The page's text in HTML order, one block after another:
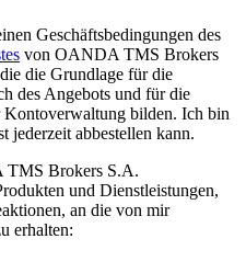
Geschäftsbedingungen des
von OANDA TMS Brokers
die Grundlage für die
des Angebots und für die
Kontoverwaltung bilden. Ich bin
jederzeit abbestellen kann.
Brokers S.A.
und Dienstleistungen,
an die von mir
erhalten: